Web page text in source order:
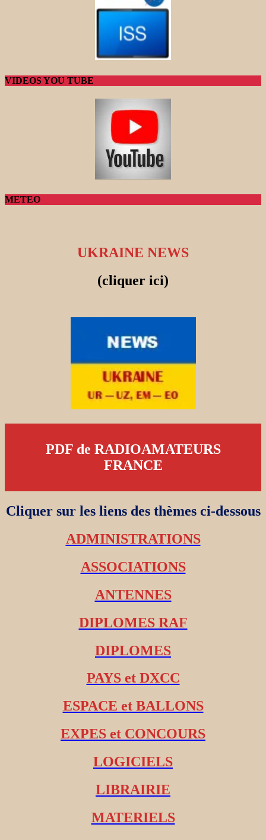
VIDEOS YOU TUBE
METEO
UKRAINE NEWS
(cliquer ici)
PDF de RADIOAMATEURS
FRANCE
Cliquer sur les liens des thèmes ci-dessous
ADMINISTRATIONS
ASSOCIATIONS
ANTENNES
DIPLOMES RAF
DIPLOMES
PAYS et DXCC
ESPACE et BALLONS
EXPES et CONCOURS
LOGICIELS
LIBRAIRIE
MATERIELS